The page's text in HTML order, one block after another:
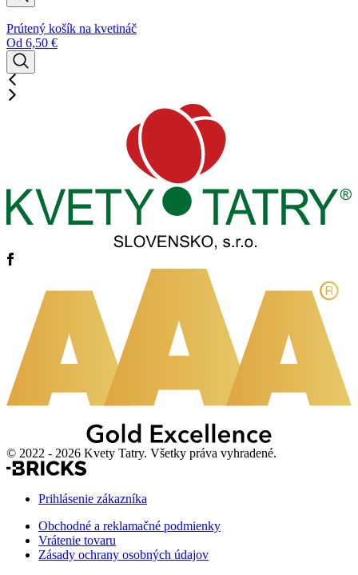
Prútený košík na kvetináč
Od 6,50 €
© 2022 - 2026 Kvety Tatry. Všetky práva vyhradené.
Prihlásenie zákazníka
Obchodné a reklamačné podmienky
Vrátenie tovaru
Zásady ochrany osobných údajov